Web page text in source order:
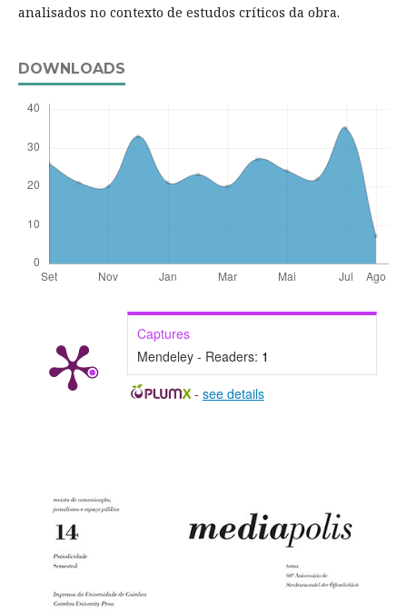
analisados no contexto de estudos críticos da obra.
DOWNLOADS
Captures
Mendeley - Readers: 1
- see details